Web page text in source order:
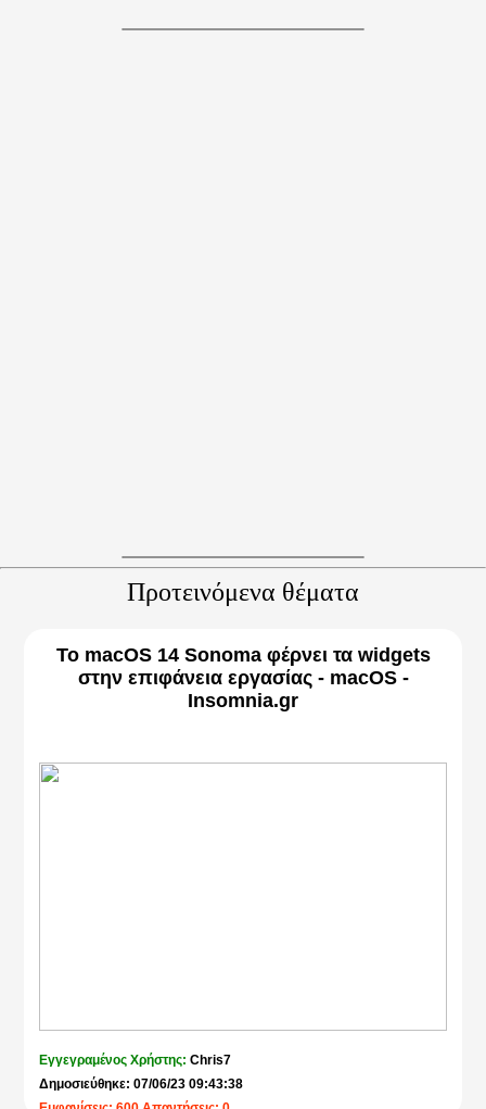
Προτεινόμενα θέματα
Το macOS 14 Sonoma φέρνει τα widgets
στην επιφάνεια εργασίας - macOS -
Insomnia.gr
Εγγεγραμένος Χρήστης:Chris7
Δημοσιεύθηκε: 07/06/23 09:43:38